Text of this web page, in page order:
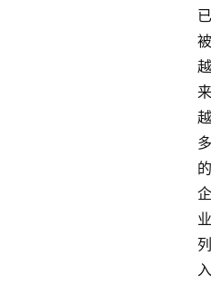
已
被
越
来
越
多
的
企
业
列
入